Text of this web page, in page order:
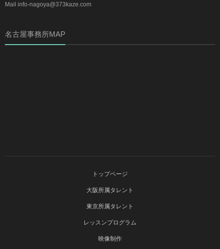
Mail info-nagoya@373kaze.com
名古屋事務所MAP
トップページ
大阪所属タレント
東京所属タレント
レッスンプログラム
映像制作